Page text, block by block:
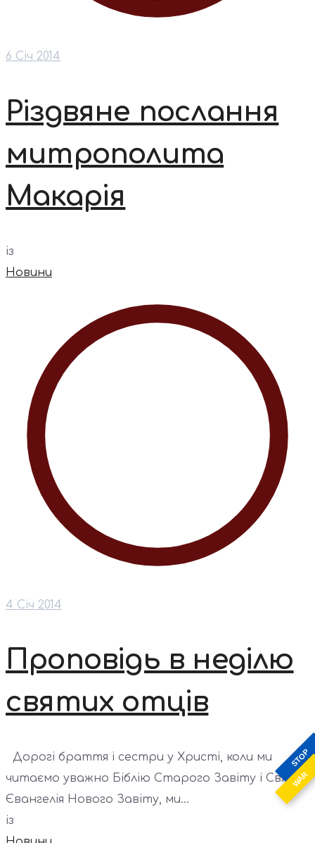
STOP
WAR
6 Січ 2014
Різдвяне послання
митрополита
Макарія
із
Новини
4 Січ 2014
Проповідь в неділю
святих отців
Дорогі браття і сестри у Христі, коли ми
читаємо уважно Біблію Старого Завіту і Святі
Євангелія Нового Завіту, ми...
із